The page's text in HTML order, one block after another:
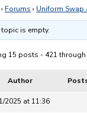
› Forums › Uniform Swap
is empty.
15 posts - 421
Author
2025 at 11:36